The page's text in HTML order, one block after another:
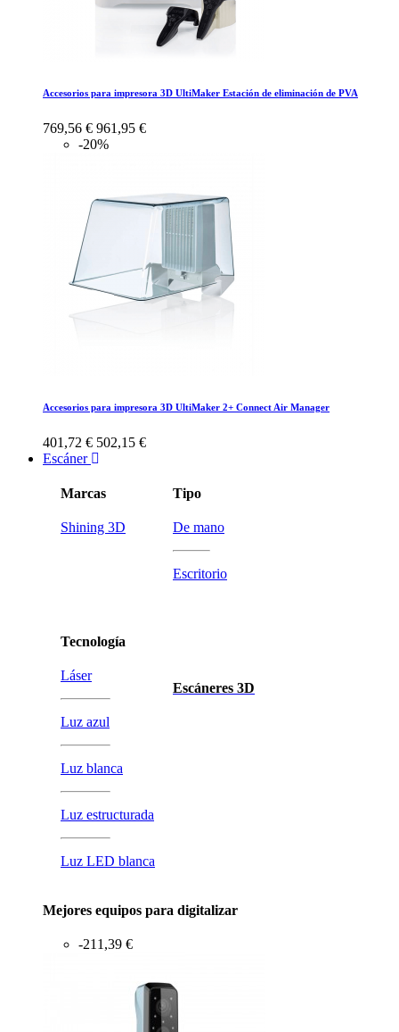
Accesorios para impresora 3D UltiMaker Estación de eliminación de PVA
769,56 € 961,95 €
-20%
Accesorios para impresora 3D UltiMaker 2+ Connect Air Manager
401,72 € 502,15 €
Escáner
Marcas
Shining 3D
Tecnología
Láser
Luz azul
Luz blanca
Luz estructurada
Luz LED blanca
Tipo
De mano
Escritorio
Escáneres 3D
Mejores equipos para digitalizar
-211,39 €